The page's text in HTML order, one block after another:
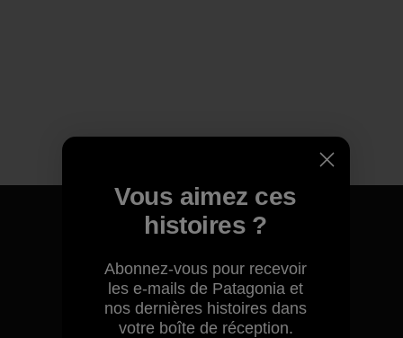
Nous garantissons tous les
produits que nous
fabriquons.
Vous aimez ces
histoires ?
Abonnez-vous pour recevoir
les e-mails de Patagonia et
nos dernières histoires dans
votre boîte de réception.